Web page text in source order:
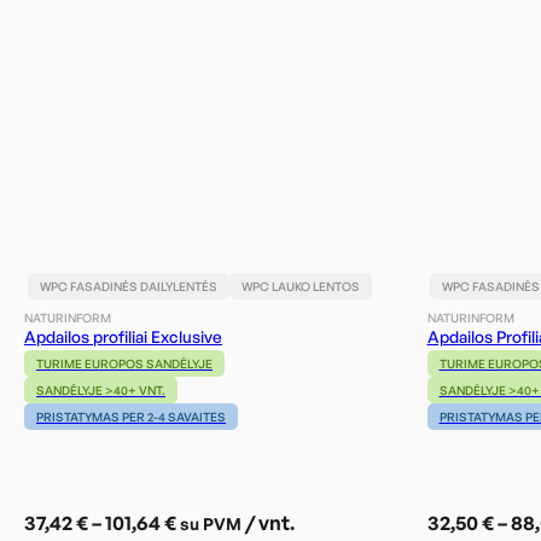
WPC FASADINĖS DAILYLENTĖS WPC LAUKO LENTOS
NATURINFORM
Apdailos profiliai Exclusive
TURIME EUROPOS SANDĖLYJE
SANDĖLYJE >40+ VNT.
PRISTATYMAS PER 2-4 SAVAITES
37,42€–101,64€Price
su PVM / vnt.
WPC FASADINĖS
NATURINFORM
Apdailos
TURIME
SANDĖLYJE >40+
PRISTATYMAS
32,50€–